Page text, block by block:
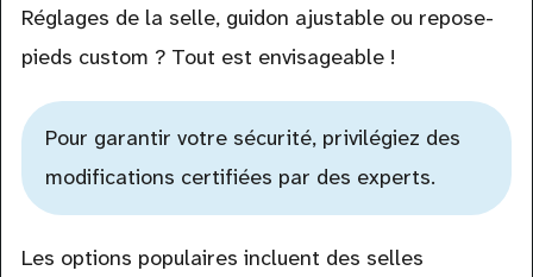
Réglages de la selle, guidon ajustable ou repose-
pieds custom ? Tout est envisageable !
Pour garantir votre sécurité, privilégiez des
modifications certifiées par des experts.
Les options populaires incluent des selles